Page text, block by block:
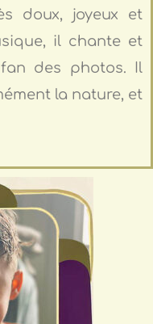
doux, joyeux et
il chante et
des photos. Il
la nature, et